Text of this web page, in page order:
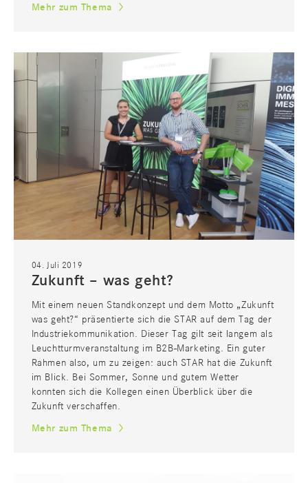
Mehr zum Thema
MEDIEN CONSULTING
04. Juli 2019
Zukunft – was geht?
Mit einem neuen Standkonzept und dem Motto „Zukunft
was geht?“ präsentierte sich die STAR auf dem Tag der
Industriekommunikation. Dieser Tag gilt seit langem als
Leuchtturmveranstaltung im B2B-Marketing. Ein guter
Rahmen also, um zu zeigen: auch STAR hat die Zukunft
im Blick. Bei Sommer, Sonne und gutem Wetter
konnten sich die Kollegen einen Überblick über die
Zukunft verschaffen.
Mehr zum Thema